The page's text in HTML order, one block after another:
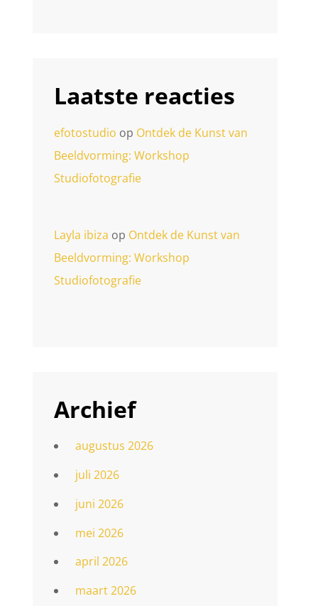
Laatste reacties
efotostudio op Ontdek de Kunst van
Beeldvorming: Workshop
Studiofotografie
Layla ibiza op Ontdek de Kunst van
Beeldvorming: Workshop
Studiofotografie
Archief
augustus 2026
juli 2026
juni 2026
mei 2026
april 2026
maart 2026